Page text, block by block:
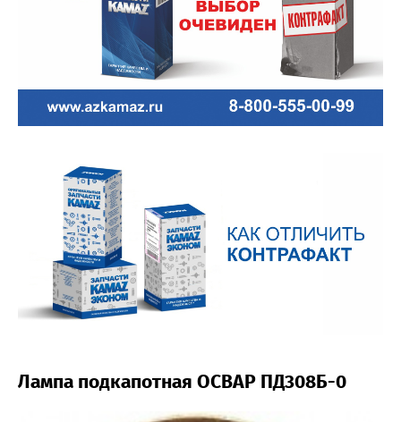
Лампа подкапотная ОСВАР ПД308Б-0